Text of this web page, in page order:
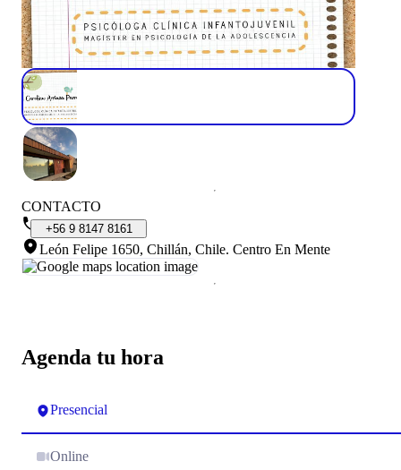
Agenda tu hora
Presencial
Online
CONTACTO
+56 9 8147 8161
León Felipe 1650, Chillán, Chile. Centro En Mente